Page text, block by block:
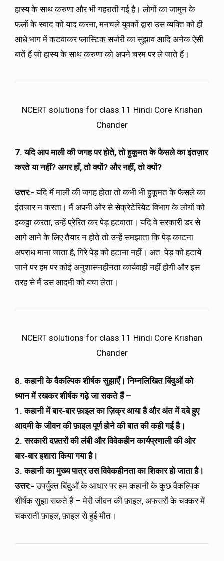
हास्य के साथ करुणा और भी गहराती गई है। लोगों का जामुन के
फलों के स्वाद को याद करना, मनचले युवकों द्वारा उस व्यक्ति को ही
आधे भाग में कटवाकर प्लास्टिक सर्जरी का सुझाव आदि अनेक ऐसी
बातें हैं जो हास्य के साथ करुणा को अपने चरम पर ले जाते हैं।
NCERT solutions for class 11 Hindi Core Krishan
Chander
7. यदि आप माली की जगह पर होते, तो हुकूमत के फैसले का इंतज़ार
करते या नहीं? अगर हाँ, तो क्यों? और नहीं, तो क्यों?
उत्तर:- यदि मैं माली की जगह होता तो कभी भी हुकूमत के फैसले का
इंतजार न करता। मैं अपनी ओर से सेक्रेटेरियेट विभाग के लोगों को
इकठ्ठा करता, उन्हें प्रेरित कर पेड़ हटवाता। यदि वे सरकारी डर से
आगे आने के लिए तैयार न होते तो उन्हें समझाता कि पेड़ काटना
अपराध माना जाता है, गिरे पेड़ को हटाना नहीं। अत: पेड़ को हटाये
जाने पर हम पर कोई अनुशासनहीनता कार्यवाही नहीं होगी और इस
तरह से मैं उस आदमी को बचा लेता।
NCERT solutions for class 11 Hindi Core Krishan
Chander
8. कहानी के वैकल्पिक शीर्षक सुझाएँ। निम्नलिखित बिंदुओं को
ध्यान में रखकर शीर्षक गढ़े जा सकते हैं –
1.कहानी में बार-बार फ़ाइल का ज़िक्र आया है और अंत में दबे हुए
आदमी के जीवन की फ़ाइल पूर्ण होने की बात की कही गई है।
2.सरकारी दफ़्तरों की लंबी और विवेकहीन कार्यप्रणाली की ओर
बार-बार इशारा किया गया है।
3. कहानी का मुख्य पात्र उस विवेकहीनता का शिकार हो जाता है।
उत्तर:- उपर्युक्त बिंदुओं के आधार पर हम कहानी के कुछ वैकल्पिक
शीर्षक सुझा सकते हैं – मेरी जीवन की फ़ाइल, अफसरों के चक्कर में
चकराती फ़ाइल, फ़ाइल से हुई मौत।